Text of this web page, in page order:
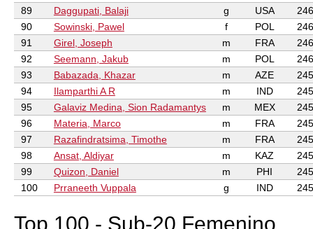
89 Daggupati, Balaji g USA
90
Sowinski, Pawel f POL
91
Girel, Joseph m FRA
92
Seemann, Jakub m POL
93
Babazada, Khazar m AZE
94
Ilamparthi A R m IND
95
Galaviz Medina, Sion Radamantys m MEX
96
Materia, Marco m FRA
97
Razafindratsima, Timothe m FRA
98
Ansat, Aldiyar m KAZ
99
Quizon, Daniel m PHI
100
Prraneeth Vuppala g IND
Top 100 - Sub-20 Femenino